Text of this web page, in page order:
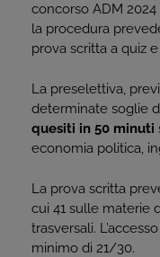
concorso ADM 2024
la procedura
prova scritta a quiz
La preselettiva,
determinate soglie
quesiti in 50 minuti
economia politica,
La prova scritta
cui 41 sulle materie
trasversali.
minimo di 21/30.